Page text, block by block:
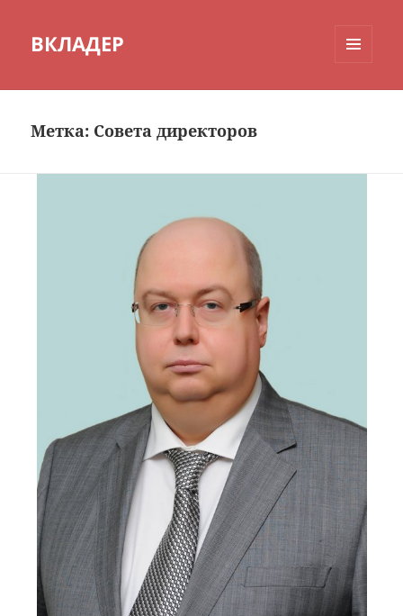
ВКЛАДЕР
Метка: Совета директоров